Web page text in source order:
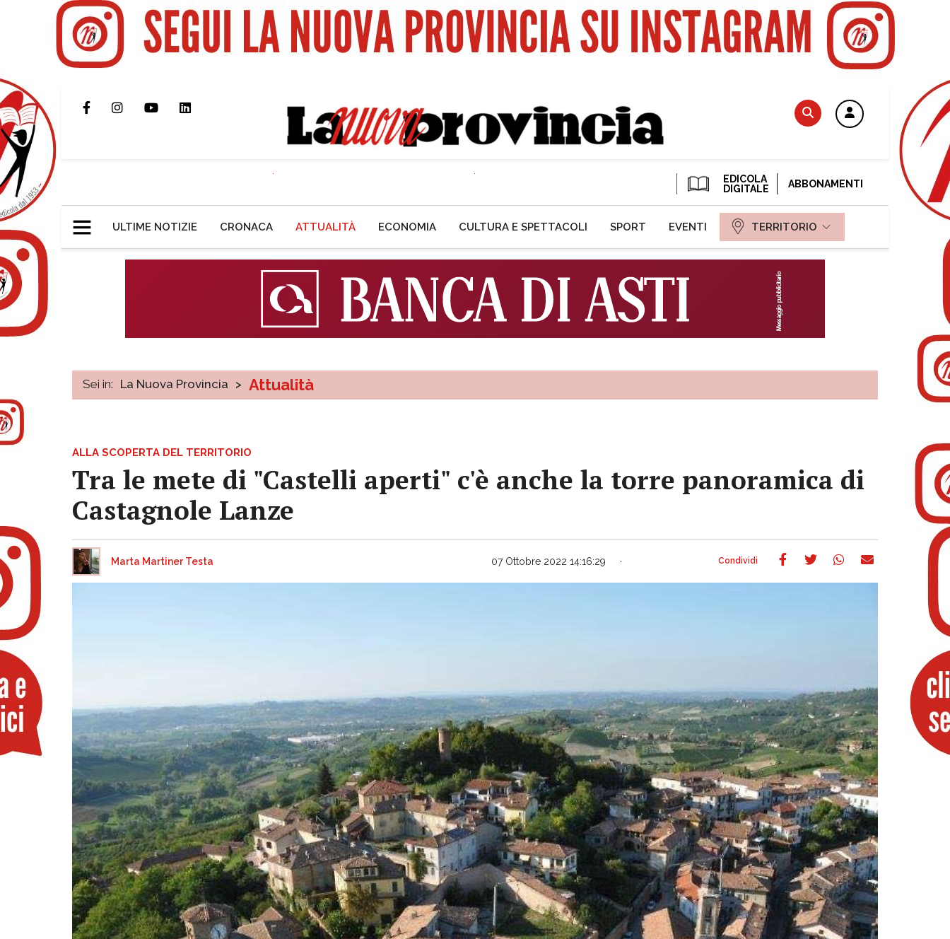
EDICOLA
DIGITALE
ABBONAMENTI
ULTIME NOTIZIE CRONACA ATTUALITÀ ECONOMIA CULTURA E SPETTACOLI SPORT EVENTI TERRITORIO
Sei in: La Nuova Provincia > Attualità
ALLA SCOPERTA DEL TERRITORIO
Tra le mete di "Castelli aperti" c'è anche la torre panoramica di
Castagnole Lanze
Marta Martiner Testa 07 Ottobre 2022 14:16:29